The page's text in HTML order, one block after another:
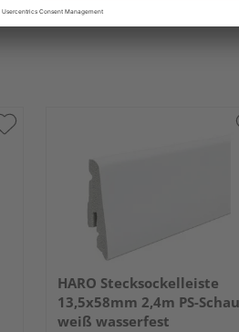
HARO Stecksockelleiste
13,5x58mm 2,4m PS-
weiß wasserfest